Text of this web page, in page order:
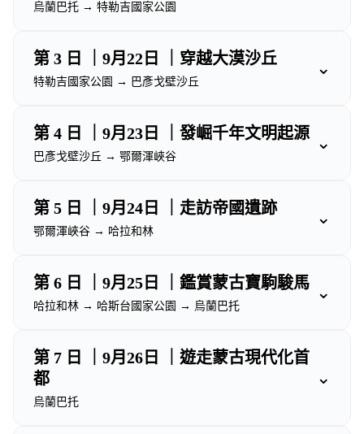
烏蘭巴托 → 特勒吉國家公園
第 3 日 ｜9月22日 ｜穿越大漠沙丘
特勒吉國家公園 → 巴彥戈壁沙丘
⌄
第 4 日 ｜9月23日 ｜發崛千年文明起源
巴彥戈壁沙丘 → 鄂爾渾峽谷
⌄
第 5 日 ｜9月24日 ｜走訪帝國遺跡
鄂爾渾峽谷 → 哈拉和林
⌄
第 6 日 ｜9月25日 ｜鑑賞蒙古寶駒駿馬
哈拉和林 → 哈斯台國家公園 → 烏蘭巴托
⌄
第 7 日 ｜9月26日 ｜遊走蒙古現代化首
都
烏蘭巴托
⌄